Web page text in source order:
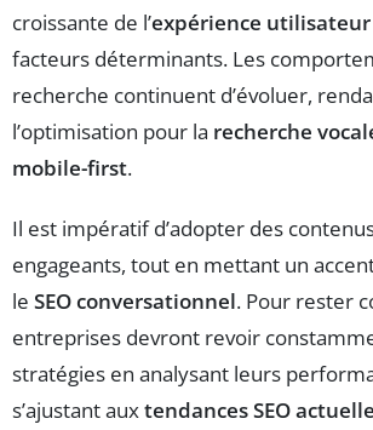
croissante de l’expérience utilisateur
facteurs déterminants. Les
recherche continuent d’évoluer,
l’optimisation pour la recherche
mobile-first.
Il est impératif d’adopter des
engageants, tout en mettant un
le SEO conversationnel. Pour rester
entreprises devront revoir
stratégies en analysant leurs
s’ajustant auxtendances SEO